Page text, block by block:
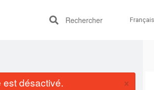
Français
Rechercher
désactivé. ×